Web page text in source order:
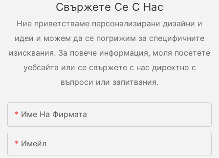
Свържете Се С Нас
Ние приветстваме персонализирани дизайни и
идеи и можем да се погрижим за специфичните
изисквания. За повече информация, моля посетете
уебсайта или се свържете с нас директно с
въпроси или запитвания.
Име На Фирмата
Имейл